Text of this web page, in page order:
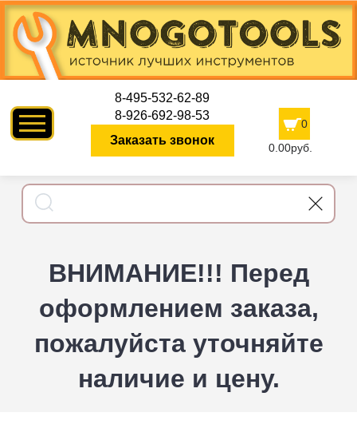
8-495-532-62-89
8-926-692-98-53
Заказать звонок
0
0.00руб.
ВНИМАНИЕ!!! Перед
оформлением заказа,
пожалуйста уточняйте
наличие и цену.